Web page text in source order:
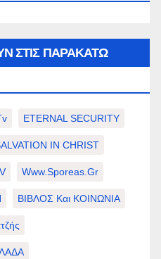
ΣΤΙΣ ΠΑΡΑΚΆΤΩ
ETERNAL SECURITY
IN CHRIST
Www.sporeas.gr
ΒΙΒΛΟΣ Και ΚΟΙΝΩΝΙΑ